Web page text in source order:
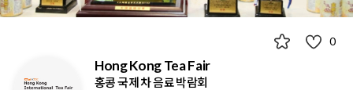
0
Hong Kong Tea Fair
홍콩 국제 차 음료 박람회